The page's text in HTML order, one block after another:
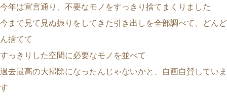
今年は宣言通り、不要なモノをすっきり捨てまくりました
今まで見て見ぬ振りをしてきた引き出しを全部調べて、どんど
ん捨てて
すっきりした空間に必要なモノを並べて
過去最高の大掃除になったんじゃないかと、自画自賛していま
す